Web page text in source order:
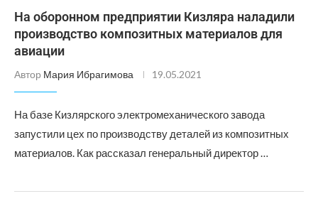
На оборонном предприятии Кизляра наладили
производство композитных материалов для
авиации
Автор Мария Ибрагимова 19.05.2021
На базе Кизлярского электромеханического завода
запустили цех по производству деталей из композитных
материалов. Как рассказал генеральный директор …